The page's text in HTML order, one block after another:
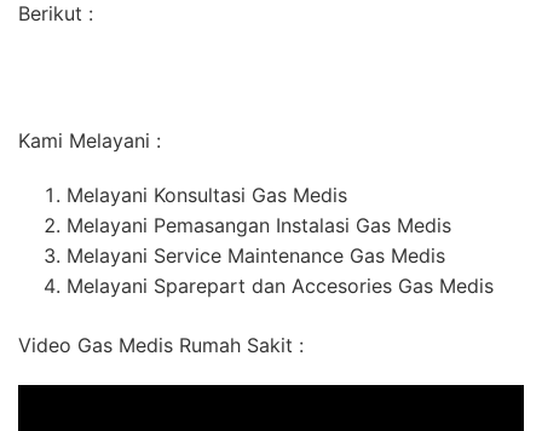
Berikut :
Kami Melayani :
Melayani Konsultasi Gas Medis
Melayani Pemasangan Instalasi Gas Medis
Melayani Service Maintenance Gas Medis
Melayani Sparepart dan Accesories Gas Medis
Video Gas Medis Rumah Sakit :